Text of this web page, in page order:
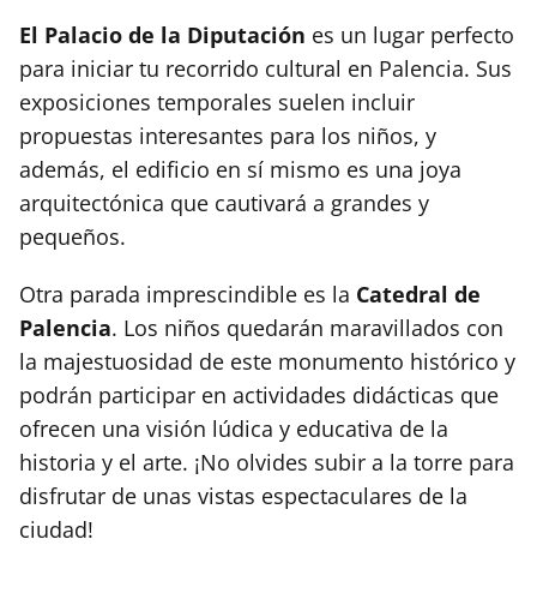
El Palacio de la Diputación es un lugar perfecto
para iniciar tu recorrido cultural en Palencia. Sus
exposiciones temporales suelen incluir
propuestas interesantes para los niños, y
además, el edificio en sí mismo es una joya
arquitectónica que cautivará a grandes y
pequeños.
Otra parada imprescindible es la Catedral de
Palencia. Los niños quedarán maravillados con
la majestuosidad de este monumento histórico y
podrán participar en actividades didácticas que
ofrecen una visión lúdica y educativa de la
historia y el arte. ¡No olvides subir a la torre para
disfrutar de unas vistas espectaculares de la
ciudad!